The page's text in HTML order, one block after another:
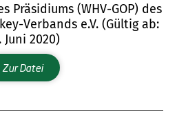
Präsidiums (WHV-GOP) des
Verbands e.V. (Gültig ab:
Juni 2020)
Zur Datei